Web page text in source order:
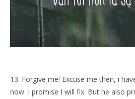
13. Forgive me! Excuse me then, i
now. I promise I will fix. But he also